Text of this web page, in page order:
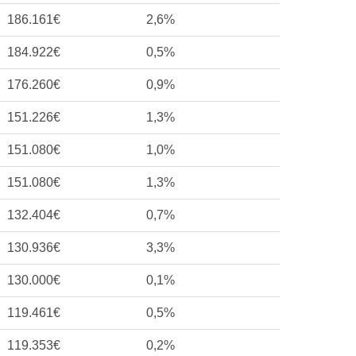
186.161€ 2,6%
184.922€ 0,5%
176.260€ 0,9%
151.226€ 1,3%
151.080€ 1,0%
151.080€ 1,3%
132.404€ 0,7%
130.936€ 3,3%
130.000€ 0,1%
119.461€ 0,5%
119.353€ 0,2%